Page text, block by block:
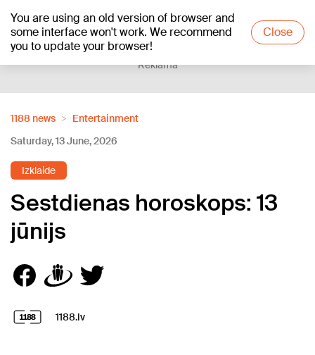
You are using an old version of browser and
some interface won't work. We recommend
you to update your browser!
Close
+22°C
Reklāma
1188 news
Entertainment
Saturday, 13 June, 2026
Izklaide
Sestdienas horoskops: 13
jūnijs
1188.lv